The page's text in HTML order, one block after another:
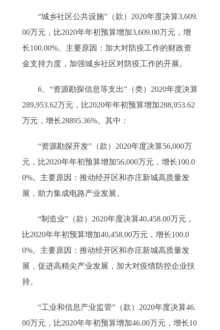
“城乡社区公共设施”（款）2020年度决算3,609.
00万元，比2020年年初预算增加3,609.00万元，增
长100.00%。主要原因：加大对防疫工作的财政资
金支持力度，加强城乡社区对防疫工作的开展。
6、“资源勘探信息等支出”（类）2020年度决算
289,953.62万元，比2020年年初预算增加288,953.62
万元，增长28895.36%。其中：
“资源勘探开发”（款）2020年度决算56,000万
元，比2020年年初预算增加56,000万元，增长100.0
0%。主要原因：推动经开区和亦庄新城高质量发
展，助力集成电路产业发展。
“制造业”（款）2020年度决算40,458.00万元，
比2020年年初预算增加40,458.00万元，增长100.0
0%。主要原因：推动经开区和亦庄新城高质量发
展，促进高精尖产业发展，加大对疫情防控企业扶
持。
“工业和信息产业监管”（款）2020年度决算46.
00万元，比2020年年初预算增加46.00万元，增长10